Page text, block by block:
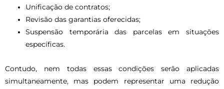
Unificação de contratos;
Revisão das garantias oferecidas;
Suspensão temporária das parcelas em situações
específicas.
Contudo, nem todas essas condições serão aplicadas
simultaneamente, mas podem representar uma redução